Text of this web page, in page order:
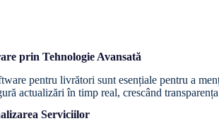
prin Tehnologie Avansată
pentru livrători sunt esențiale pentru a
actualizări în timp real, crescând
Serviciilor